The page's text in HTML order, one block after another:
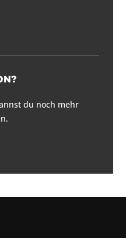
du noch mehr